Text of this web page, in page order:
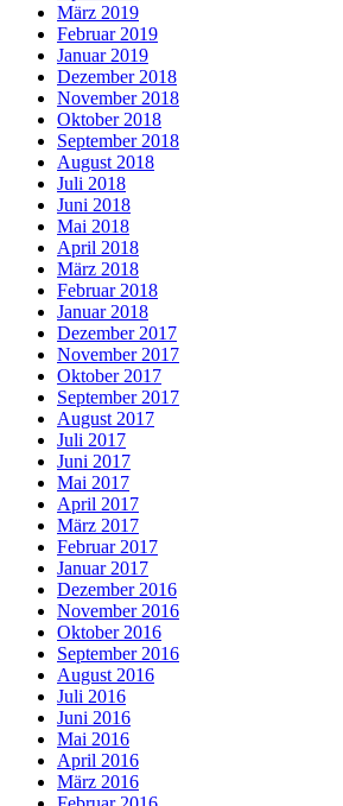
März 2019
Februar 2019
Januar 2019
Dezember 2018
November 2018
Oktober 2018
September 2018
August 2018
Juli 2018
Juni 2018
Mai 2018
April 2018
März 2018
Februar 2018
Januar 2018
Dezember 2017
November 2017
Oktober 2017
September 2017
August 2017
Juli 2017
Juni 2017
Mai 2017
April 2017
März 2017
Februar 2017
Januar 2017
Dezember 2016
November 2016
Oktober 2016
September 2016
August 2016
Juli 2016
Juni 2016
Mai 2016
April 2016
März 2016